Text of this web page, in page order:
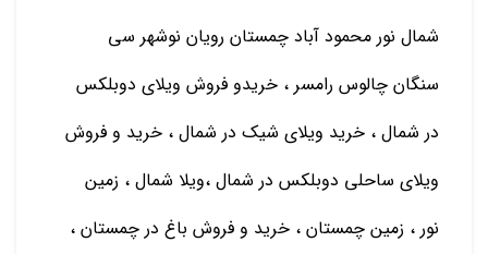
شمال نور محمود آباد چمستان رویان نوشهر سی
سنگان چالوس رامسر ، خریدو فروش ویلای دوبلکس
در شمال ، خرید ویلای شیک در شمال ، خرید و فروش
ویلای ساحلی دوبلکس در شمال ،ویلا شمال ، زمین
نور ، زمین چمستان ، خرید و فروش باغ در چمستان ،